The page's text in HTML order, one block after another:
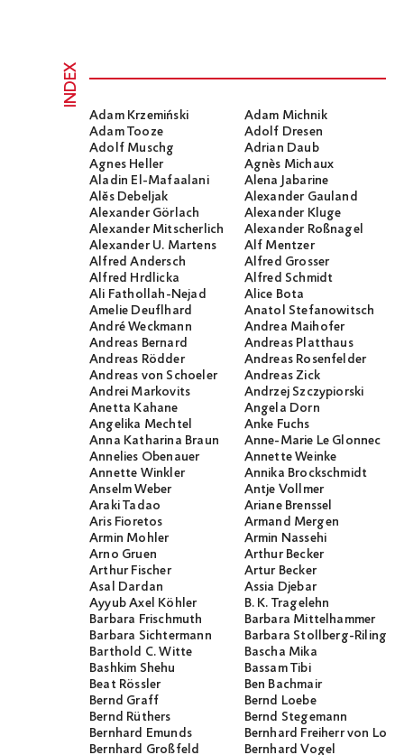
INDEX
Adam Krzemiński
Adam Michnik
Adam Tooze
Adolf Dresen
Adolf Muschg
Adrian Daub
Agnes Heller
Agnès Michaux
Aladin El-Mafaalani
Alena Jabarine
Alĕs Debeljak
Alexander Gauland
Alexander Görlach
Alexander Kluge
Alexander Mitscherlich
Alexander Roßnagel
Alexander U. Martens
Alf Mentzer
Alfred Andersch
Alfred Grosser
Alfred Hrdlicka
Alfred Schmidt
Ali Fathollah-Nejad
Alice Bota
Amelie Deuflhard
Anatol Stefanowitsch
André Weckmann
Andrea Maihofer
Andreas Bernard
Andreas Platthaus
Andreas Rödder
Andreas Rosenfelder
Andreas von Schoeler
Andreas Zick
Andrei Markovits
Andrzej Szczypiorski
Anetta Kahane
Angela Dorn
Angelika Mechtel
Anke Fuchs
Anna Katharina Braun
Anne-Marie Le Glonnec
Annelies Obenauer
Annette Weinke
Annette Winkler
Annika Brockschmidt
Anselm Weber
Antje Vollmer
Araki Tadao
Ariane Brenssel
Aris Fioretos
Armand Mergen
Armin Mohler
Armin Nassehi
Arno Gruen
Arthur Becker
Arthur Fischer
Artur Becker
Asal Dardan
Assia Djebar
Ayyub Axel Köhler
B. K. Tragelehn
Barbara Frischmuth
Barbara Mittelhammer
Barbara Sichtermann
Barbara Stollberg-Rilinger
Barthold C. Witte
Bascha Mika
Bashkim Shehu
Bassam Tibi
Beat Rössler
Ben Bachmair
Bernd Graff
Bernd Loebe
Bernd Rüthers
Bernd Stegemann
Bernhard Emunds
Bernhard Freiherr von
Bernhard Großfeld
Bernhard Vogel